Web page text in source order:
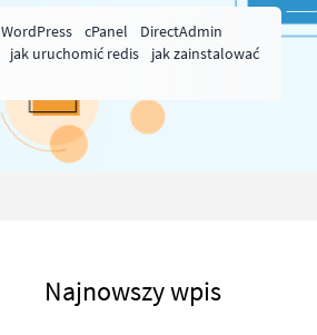
WordPress cPanel
DirectAdmin
jak uruchomić redis
jak zainstalować
Najnowszy wpis